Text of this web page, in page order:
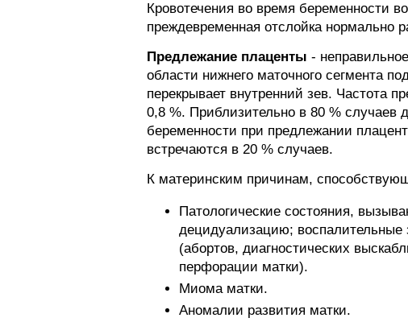
Кровотечения во время беременности
преждевременная отслойка нормально
Предлежание плаценты -
области нижнего маточного сегмента
перекрывает внутренний зев. Частота
0,8 %. Приблизительно в 80 %
беременности при предлежании
встречаются в 20 % случаев.
К материнским причинам,
Патологические состояния,
децидуализацию; воспалительные
(абортов, диагностических
перфорации матки).
Миома матки.
Аномалии развития матки.